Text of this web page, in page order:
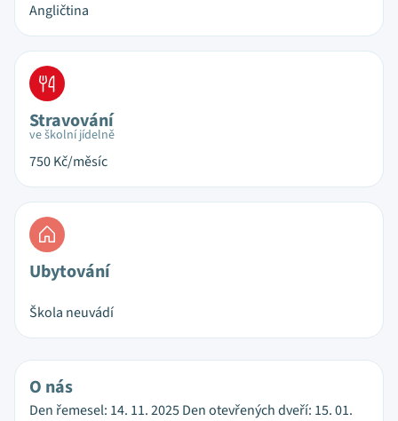
Angličtina
Stravování
ve školní jídelně
750Kč/měsíc
Ubytování
Škola neuvádí
O nás
Den řemesel: 14. 11. 2025 Den otevřených dveří: 15. 01.